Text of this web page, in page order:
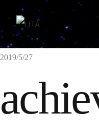
2019/5/27